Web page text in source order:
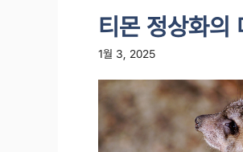
티몬 정상화의
1월 3, 2025